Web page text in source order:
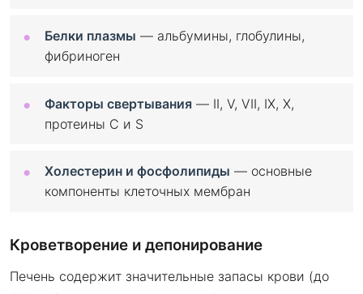
Белки плазмы — альбумины, глобулины,
фибриноген
Факторы свертывания — II, V, VII, IX, X,
протеины C и S
Холестерин и фосфолипиды — основные
компоненты клеточных мембран
Кроветворение и депонирование
Печень содержит значительные запасы крови (до